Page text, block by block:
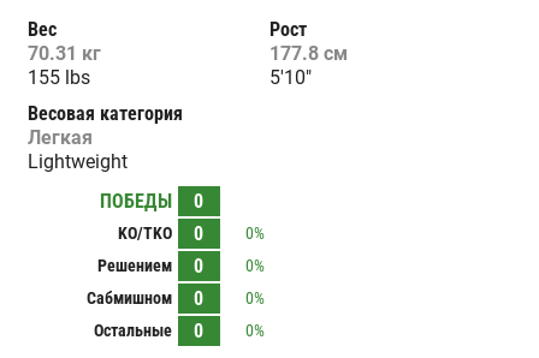
Вес
70.31 кг
155 lbs
Рост
177.8 см
5'10"
Весовая категория
Легкая
Lightweight
ПОБЕДЫ
0
KO/TKO 0
0%
Решением
0
0%
Сабмишном
0
0%
Остальные
0 0%